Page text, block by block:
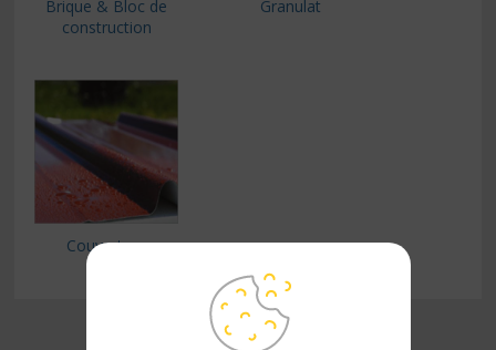
Brique & Bloc de
construction
Granulat
Couverture